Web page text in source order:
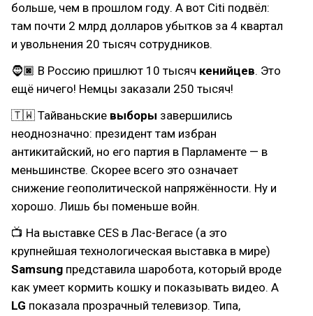
больше, чем в прошлом году. А вот Citi подвёл:
там почти 2 млрд долларов убытков за 4 квартал
и увольнения 20 тысяч сотрудников.
🧔🏿 В Россию пришлют 10 тысяч кенийцев. Это
ещё ничего! Немцы заказали 250 тысяч!
🇹🇼 Тайваньские выборы завершились
неоднозначно: президент там избран
антикитайский, но его партия в Парламенте — в
меньшинстве. Скорее всего это означает
снижение геополитической напряжённости. Ну и
хорошо. Лишь бы поменьше войн.
📺 На выставке CES в Лас-Вегасе (а это
крупнейшая технологическая выставка в мире)
Samsung представила шаробота, который вроде
как умеет кормить кошку и показывать видео. А
LG показала прозрачный телевизор. Типа,